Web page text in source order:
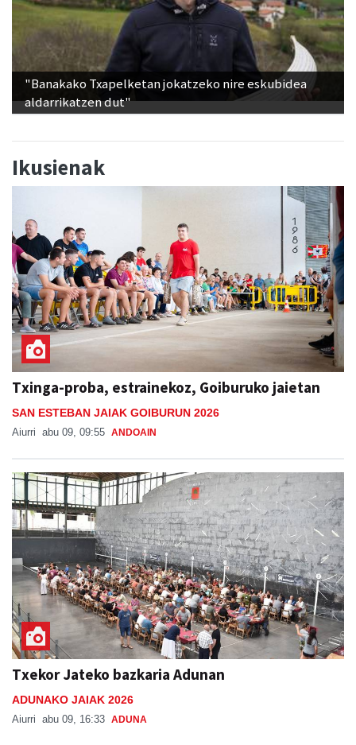
"Banakako Txapelketan jokatzeko nire eskubidea
aldarrikatzen dut"
Ikusienak
Txinga-proba, estrainekoz, Goiburuko jaietan
SAN ESTEBAN JAIAK GOIBURUN 2026
Aiurri abu 09, 09:55 ANDOAIN
Txekor Jateko bazkaria Adunan
ADUNAKO JAIAK 2026
Aiurri abu 09, 16:33 ADUNA